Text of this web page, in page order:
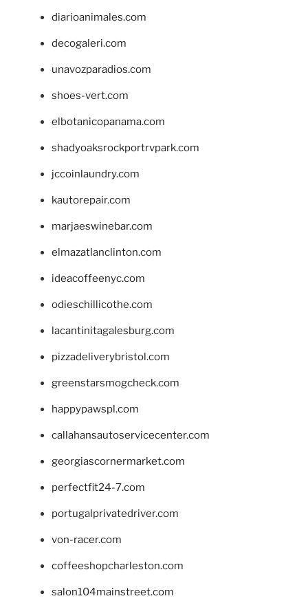
diarioanimales.com
decogaleri.com
unavozparadios.com
shoes-vert.com
elbotanicopanama.com
shadyoaksrockportrvpark.com
jccoinlaundry.com
kautorepair.com
marjaeswinebar.com
elmazatlanclinton.com
ideacoffeenyc.com
odieschillicothe.com
lacantinitagalesburg.com
pizzadeliverybristol.com
greenstarsmogcheck.com
happypawspl.com
callahansautoservicecenter.com
georgiascornermarket.com
perfectfit24-7.com
portugalprivatedriver.com
von-racer.com
coffeeshopcharleston.com
salon104mainstreet.com